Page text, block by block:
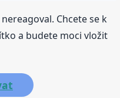
Chcete se k
a budete moci vložit